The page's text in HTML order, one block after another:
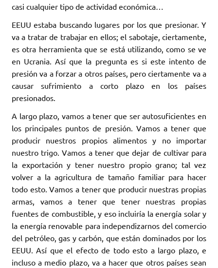
casi cualquier tipo de actividad económica…
EEUU estaba buscando lugares por los que presionar. Y
va a tratar de trabajar en ellos; el sabotaje, ciertamente,
es otra herramienta que se está utilizando, como se ve
en Ucrania. Así que la pregunta es si este intento de
presión va a forzar a otros países, pero ciertamente va a
causar sufrimiento a corto plazo en los países
presionados.
A largo plazo, vamos a tener que ser autosuficientes en
los principales puntos de presión. Vamos a tener que
producir nuestros propios alimentos y no importar
nuestro trigo. Vamos a tener que dejar de cultivar para
la exportación y tener nuestro propio grano; tal vez
volver a la agricultura de tamaño familiar para hacer
todo esto. Vamos a tener que producir nuestras propias
armas, vamos a tener que tener nuestras propias
fuentes de combustible, y eso incluiría la energía solar y
la energía renovable para independizarnos del comercio
del petróleo, gas y carbón, que están dominados por los
EEUU. Así que el efecto de todo esto a largo plazo, e
incluso a medio plazo, va a hacer que otros países sean